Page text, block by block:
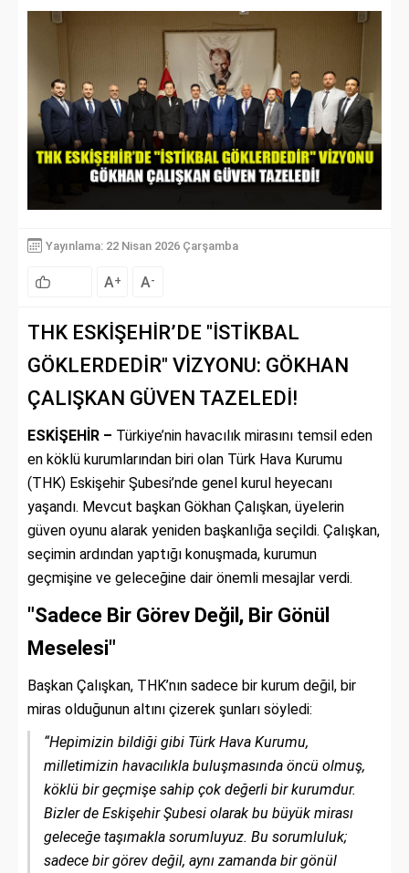
Yayınlama: 22 Nisan 2026 Çarşamba
A+ A-
THK ESKİŞEHİR’DE "İSTİKBAL
GÖKLERDEDİR" VİZYONU: GÖKHAN
ÇALIŞKAN GÜVEN TAZELEDİ!
ESKİŞEHİR – Türkiye’nin havacılık mirasını temsil eden
en köklü kurumlarından biri olan Türk Hava Kurumu
(THK) Eskişehir Şubesi’nde genel kurul heyecanı
yaşandı. Mevcut başkan Gökhan Çalışkan, üyelerin
güven oyunu alarak yeniden başkanlığa seçildi. Çalışkan,
seçimin ardından yaptığı konuşmada, kurumun
geçmişine ve geleceğine dair önemli mesajlar verdi.
"Sadece Bir Görev Değil, Bir Gönül
Meselesi"
Başkan Çalışkan, THK’nın sadece bir kurum değil, bir
miras olduğunun altını çizerek şunları söyledi:
“Hepimizin bildiği gibi Türk Hava Kurumu,
milletimizin havacılıkla buluşmasında öncü olmuş,
köklü bir geçmişe sahip çok değerli bir kurumdur.
Bizler de Eskişehir Şubesi olarak bu büyük mirası
geleceğe taşımakla sorumluyuz. Bu sorumluluk;
sadece bir görev değil, aynı zamanda bir gönül